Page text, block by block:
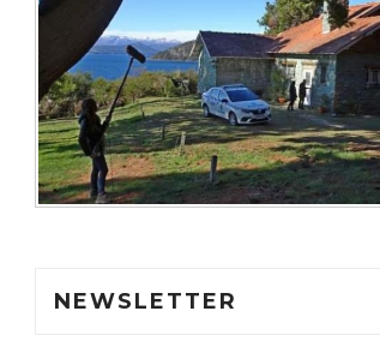
NEWSLETTER